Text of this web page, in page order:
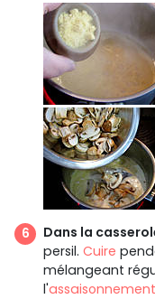
Dans la
persil. Cuire
mélangeant
l'assaisonnement